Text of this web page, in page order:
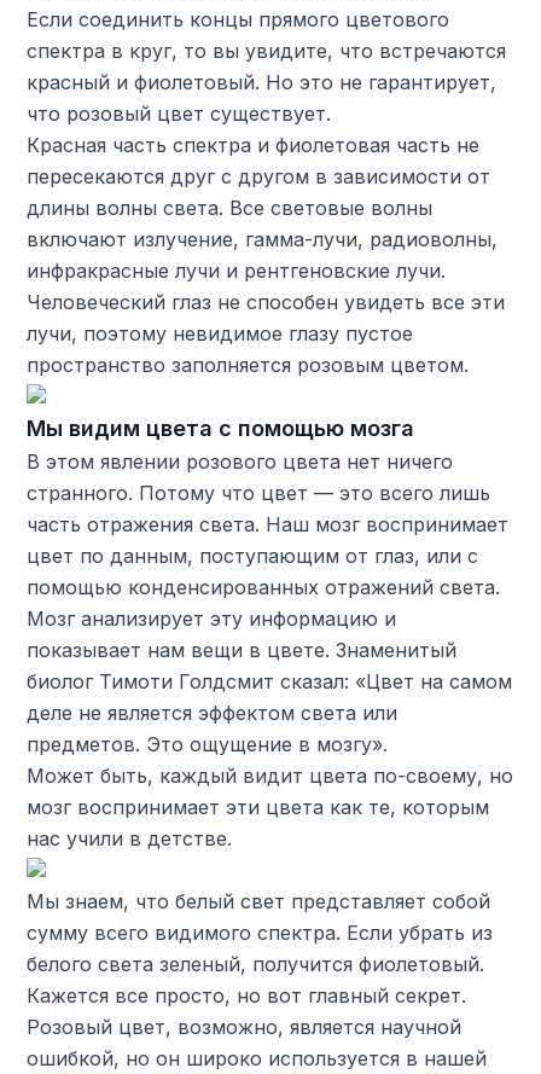
Если соединить концы прямого цветового
спектра в круг, то вы увидите, что встречаются
красный и фиолетовый. Но это не гарантирует,
что розовый цвет существует.
Красная часть спектра и фиолетовая часть не
пересекаются друг с другом в зависимости от
длины волны света. Все световые волны
включают излучение, гамма-лучи, радиоволны,
инфракрасные лучи и рентгеновские лучи.
Человеческий глаз не способен увидеть все эти
лучи, поэтому невидимое глазу пустое
пространство заполняется розовым цветом.
Мы видим цвета с помощью мозга
В этом явлении розового цвета нет ничего
странного. Потому что цвет — это всего лишь
часть отражения света. Наш мозг воспринимает
цвет по данным, поступающим от глаз, или с
помощью конденсированных отражений света.
Мозг анализирует эту информацию и
показывает нам вещи в цвете. Знаменитый
биолог Тимоти Голдсмит сказал: «Цвет на самом
деле не является эффектом света или
предметов. Это ощущение в мозгу».
Может быть, каждый видит цвета по-своему, но
мозг воспринимает эти цвета как те, которым
нас учили в детстве.
Мы знаем, что белый свет представляет собой
сумму всего видимого спектра. Если убрать из
белого света зеленый, получится фиолетовый.
Кажется все просто, но вот главный секрет.
Розовый цвет, возможно, является научной
ошибкой, но он широко используется в нашей